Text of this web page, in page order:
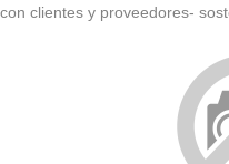
con clientes y proveedores-